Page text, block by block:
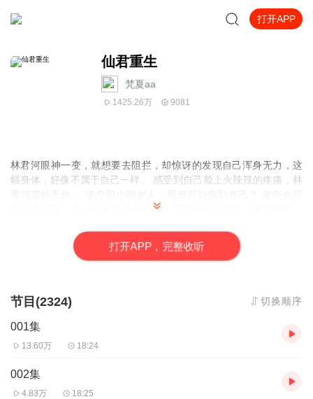
打开APP
仙君重生
梵夏aa
1425.26万 9081
林君河眼神一变，就想要去阻拦，却惊讶的发现自己浑身无力，这
幅身体，好像不属于自己一样。 感受到自己脸上火辣辣的疼痛，林
能？温情夜，强大世家族长的长子。却因为性格懦弱，资质不堪，
族的弃子，却因为一枚戒指，改变了自己的命运，傲然崛起、修仙
法，制丹药，一路逆袭而上。到最后，诸天之上，日月星辰，也为
打开APP，完整收听
节目(2324) 切换顺序
001集
13.60万 18:24
002集
4.83万 18:25